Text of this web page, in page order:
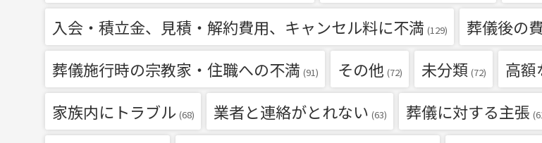
入会・積立金、見積・解約費用、キャンセル料に不満 (129) 葬儀後の
葬儀施行時の宗教家・住職への不満 (91) その他 (72) 未分類 (72) 高額
家族内にトラブル (68) 業者と連絡がとれない (63) 葬儀に対する主張